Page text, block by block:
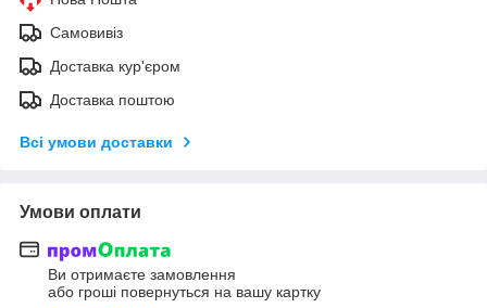
Самовивіз
Доставка кур'єром
Доставка поштою
Всі умови доставки
Умови оплати
Ви отримаєте замовлення
або гроші повернуться на вашу картку